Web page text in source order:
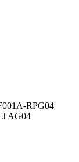
RPG04
AG04